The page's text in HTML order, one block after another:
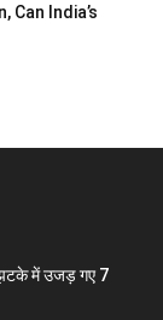
Can India’s
में उजड़ गए 7